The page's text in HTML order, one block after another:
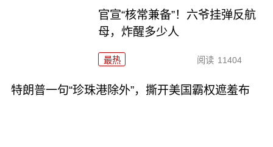
官宣“核常兼备”！六爷挂弹反航
母，炸醒多少人
最热 阅读 11404
特朗普一句“珍珠港除外”，撕开美国霸权遮羞布